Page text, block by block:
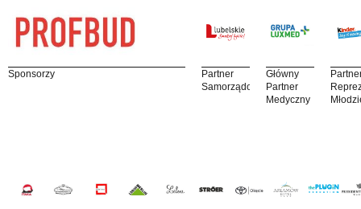
Sponsorzy
Partner
Samorządowy
Główny
Partner
Medyczny